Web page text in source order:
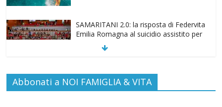
Emilia Romagna al suicidio assistito per
legge
25 Luglio 2026
Gino Soldera nominato Membro della
“Hall of Honor Prenatal Sciences 2026”
16 Luglio 2026 Commenti disabilitati
Abbonati a NOI FAMIGLIA & VITA